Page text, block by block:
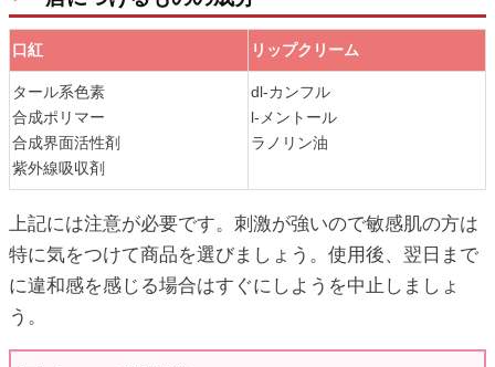
口紅 リップクリーム
口紅 リップクリーム
タール系色素
合成ポリマー
合成界面活性剤
紫外線吸収剤
dl-カンフル
l-メントール
ラノリン油
上記には注意が必要です。刺激が強いので敏感肌の方は
特に気をつけて商品を選びましょう。使用後、翌日まで
に違和感を感じる場合はすぐにしようを中止しましょ
う。